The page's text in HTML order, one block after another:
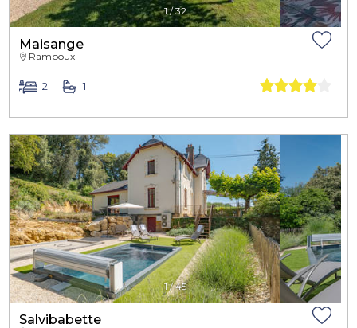
1/32
Maisange
Rampoux
2 1
1/45
Salvibabette